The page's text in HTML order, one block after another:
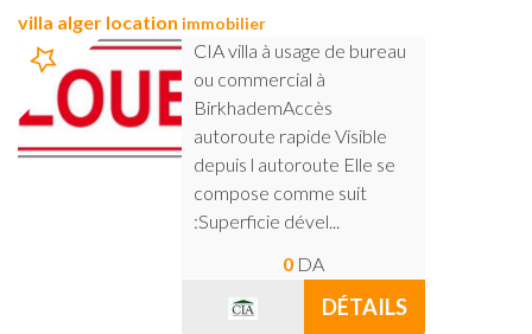
villa alger location immobilier
CIA villa à usage de bureau
ou commercial à
BirkhademAccès
autoroute rapide Visible
depuis l autoroute Elle se
compose comme suit
:Superficie dével...
0 DA
DÉTAILS